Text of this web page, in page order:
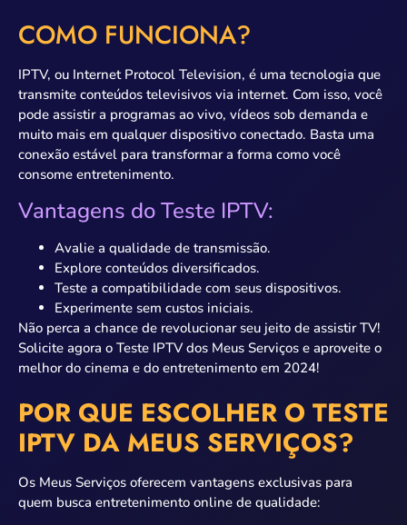
COMO FUNCIONA?
IPTV, ou Internet Protocol Television, é uma tecnologia que
transmite conteúdos televisivos via internet. Com isso, você
pode assistir a programas ao vivo, vídeos sob demanda e
muito mais em qualquer dispositivo conectado. Basta uma
conexão estável para transformar a forma como você
consome entretenimento.
Vantagens do Teste IPTV:
Avalie a qualidade de transmissão.
Explore conteúdos diversificados.
Teste a compatibilidade com seus dispositivos.
Experimente sem custos iniciais.
Não perca a chance de revolucionar seu jeito de assistir TV!
Solicite agora o Teste IPTV dos Meus Serviços e aproveite o
melhor do cinema e do entretenimento em 2024!
POR QUE ESCOLHER O TESTE
IPTV DA MEUS SERVIÇOS?
Os Meus Serviços oferecem vantagens exclusivas para
quem busca entretenimento online de qualidade: